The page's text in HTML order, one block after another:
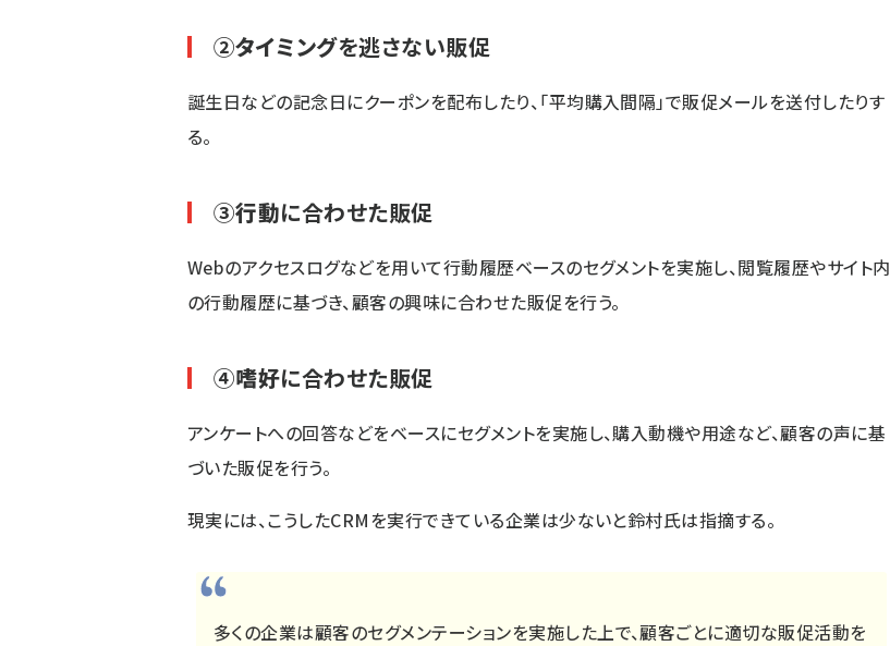
②タイミングを逃さない販促
誕生日などの記念日にクーポンを配布したり、「平均購入間隔」で販促メールを送付したりす
る。
③行動に合わせた販促
Webのアクセスログなどを用いて行動履歴ベースのセグメントを実施し、閲覧履歴やサイト内
の行動履歴に基づき、顧客の興味に合わせた販促を行う。
④嗜好に合わせた販促
アンケートへの回答などをベースにセグメントを実施し、購入動機や用途など、顧客の声に基
づいた販促を行う。
現実には、こうしたCRMを実行できている企業は少ないと鈴村氏は指摘する。
多くの企業は顧客のセグメンテーションを実施した上で、顧客ごとに適切な販促活動を